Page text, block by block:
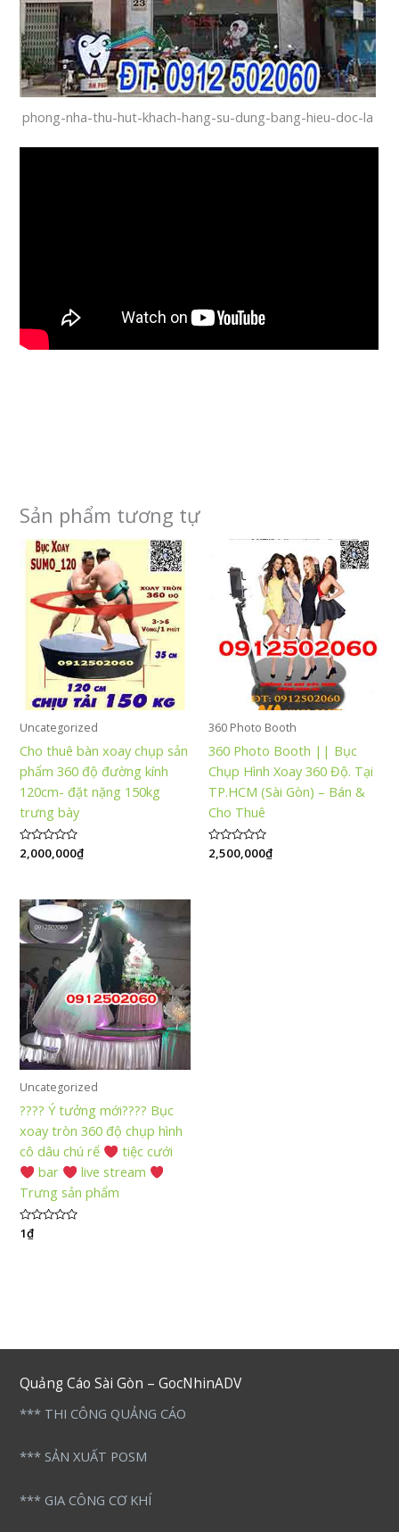
phong-nha-thu-hut-khach-hang-su-dung-bang-hieu-doc-la
Sản phẩm tương tự
Uncategorized
Cho thuê bàn xoay chụp sản
phẩm 360 độ đường kính
120cm- đặt nặng 150kg
trưng bày
Được
xếp
sao
2,000,000₫
360 Photo Booth
360 Photo Booth || Bục
Chụp Hình Xoay 360 Độ. Tại
TP.HCM (Sài Gòn) – Bán &
Cho Thuê
Được
xếp
2,500,000₫
Uncategorized
???? Ý tưởng mới???? Bục
xoay tròn 360 độ chụp hình
cô dâu chú rể
tiệc cưới
bar
live stream
Trưng sản phẩm
Được
xếp
1₫
Quảng Cáo Sài Gòn – GocNhinADV
*** THI CÔNG QUẢNG CÁO
*** SẢN XUẤT POSM
*** GIA CÔNG CƠ KHÍ